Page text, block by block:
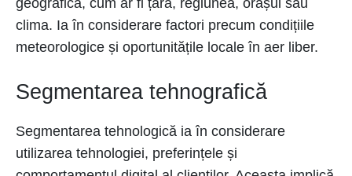
clima. Ia în considerare factori precum condițiile
meteorologice și oportunitățile locale în aer liber.
Segmentarea tehnografică
Segmentarea tehnologică ia în considerare
utilizarea tehnologiei, preferințele și